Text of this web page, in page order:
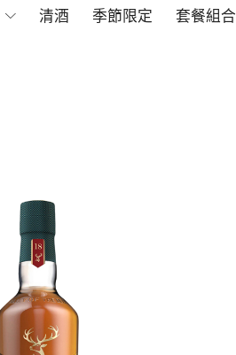
清酒 季節限定 套餐組合